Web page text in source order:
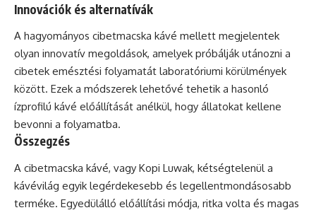
Innovációk és alternatívák
A hagyományos cibetmacska kávé mellett megjelentek
olyan innovatív megoldások, amelyek próbálják utánozni a
cibetek emésztési folyamatát laboratóriumi körülmények
között. Ezek a módszerek lehetővé tehetik a hasonló
ízprofilú kávé előállítását anélkül, hogy állatokat kellene
bevonni a folyamatba.
Összegzés
A cibetmacska kávé, vagy Kopi Luwak, kétségtelenül a
kávévilág egyik legérdekesebb és legellentmondásosabb
terméke. Egyedülálló előállítási módja, ritka volta és magas